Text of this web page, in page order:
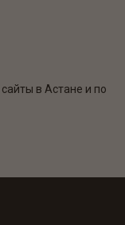
в Астане и по